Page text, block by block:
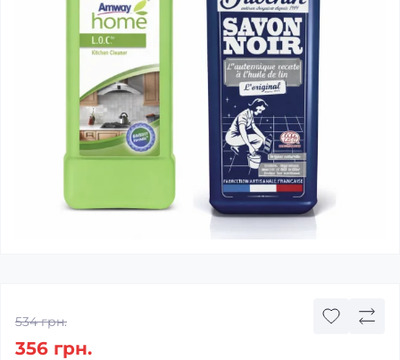
534 грн.
356 грн.